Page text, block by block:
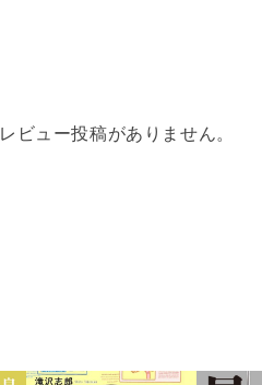
レビュー投稿がありません。